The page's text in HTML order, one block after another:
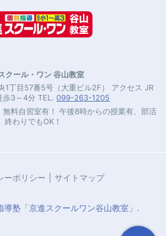
クール・ワン 谷山教室
1丁目57番5号（大重ビル2F） アクセス JR
歩3～4分 TEL. 099-263-1205
料自習室有！ 午後8時からの授業有、部活
終わりでもOK！
ーポリシー サイトマップ
塾「京進スクールワン谷山教室」.